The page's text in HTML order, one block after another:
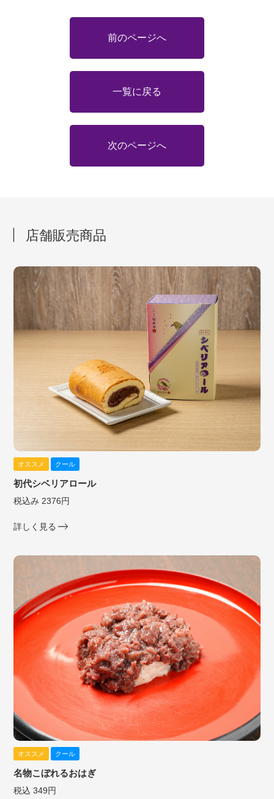
前のページへ
一覧に戻る
次のページへ
店舗販売商品
オススメ クール
初代シベリアロール
税込み 2376円
詳しく見る
オススメ クール
名物こぼれるおはぎ
税込 349円